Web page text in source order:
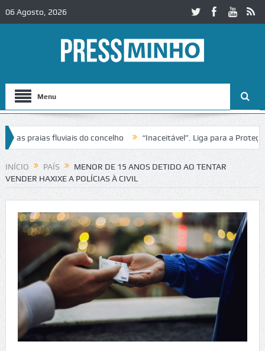
06 Agosto, 2026
Menu
fluviais do concelho “Inaceitável”. Liga para a Proteção da
INÍCIO PAÍS
MENOR DE 15 ANOS DETIDO AO TENTAR
VENDER HAXIXE A POLÍCIAS À CIVIL